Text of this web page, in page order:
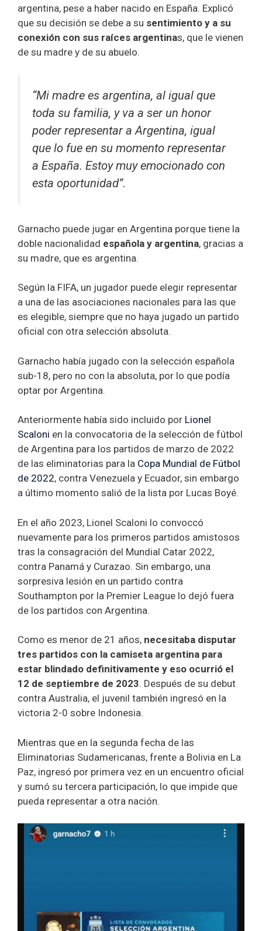
argentina, pese a haber nacido en España. Explicó
que su decisión se debe a su sentimiento y a su
conexión con sus raíces argentinas, que le vienen
de su madre y de su abuelo.
“Mi madre es argentina, al igual que
toda su familia, y va a ser un honor
poder representar a Argentina, igual
que lo fue en su momento representar
a España. Estoy muy emocionado con
esta oportunidad”.
Garnacho puede jugar en Argentina porque tiene la
doble nacionalidad española y argentina, gracias a
su madre, que es argentina.
Según la FIFA, un jugador puede elegir representar
a una de las asociaciones nacionales para las que
es elegible, siempre que no haya jugado un partido
oficial con otra selección absoluta.
Garnacho había jugado con la selección española
sub-18, pero no con la absoluta, por lo que podía
optar por Argentina.
Anteriormente había sido incluido por Lionel
Scaloni en la convocatoria de la selección de fútbol
de Argentina para los partidos de marzo de 2022
de las eliminatorias para la Copa Mundial de Fútbol
de 2022, contra Venezuela y Ecuador, sin embargo
a último momento salió de la lista por Lucas Boyé.
En el año 2023, Lionel Scaloni lo convoccó
nuevamente para los primeros partidos amistosos
tras la consagración del Mundial Catar 2022,
contra Panamá y Curazao. Sin embargo, una
sorpresiva lesión en un partido contra
Southampton por la Premier League lo dejó fuera
de los partidos con Argentina.​
Como es menor de 21 años, necesitaba disputar
tres partidos con la camiseta argentina para
estar blindado definitivamente y eso ocurrió el
12 de septiembre de 2023. Después de su debut
contra Australia, el juvenil también ingresó en la
victoria 2-0 sobre Indonesia.
Mientras que en la segunda fecha de las
Eliminatorias Sudamericanas, frente a Bolivia en La
Paz, ingresó por primera vez en un encuentro oficial
y sumó su tercera participación, lo que impide que
pueda representar a otra nación.